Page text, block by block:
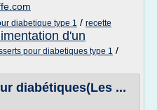
diabetique type 1 / recette
d'un
pour diabetiques type 1 /
diabétiques(Les ...